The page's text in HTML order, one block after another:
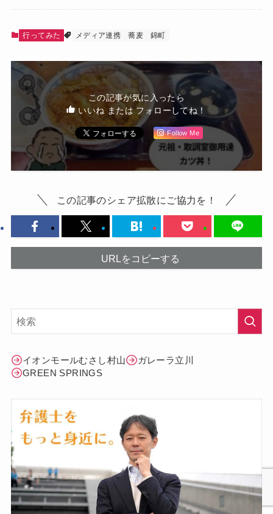
行ってみた メディア連携 蕎麦 錦町
この記事が気に入ったら
いいね または フォローしてね！
Follow Me
この記事のシェア拡散にご協力を！
URLをコピーする
イオンモールむさし村山
ガレーラ立川
GREEN SPRINGS